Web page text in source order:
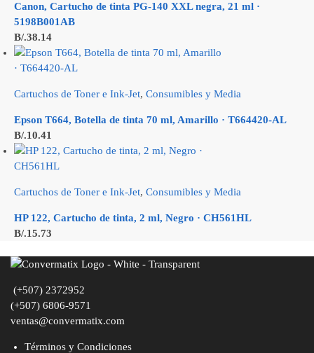
Canon, Cartucho de tinta PG-140 XXL negra, 21 ml ·
5198B001AB
B/.38.14
Cartuchos de Toner e Ink-Jet, Consumibles y Media
Epson T664, Botella de tinta 70 ml, Amarillo · T664420-AL
B/.10.41
Cartuchos de Toner e Ink-Jet, Consumibles y Media
HP 122, Cartucho de tinta, 2 ml, Negro · CH561HL
B/.15.73
(+507) 2372952
(+507) 6806-9571
ventas@convermatix.com
Términos y Condiciones